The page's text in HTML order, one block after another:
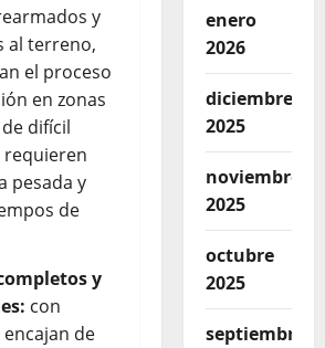
y
al terreno,
el proceso
en zonas
difícil
requieren
pesada y
de
y
con
de
enero
2026
diciembre
2025
noviembre
2025
octubre
2025
septiembre